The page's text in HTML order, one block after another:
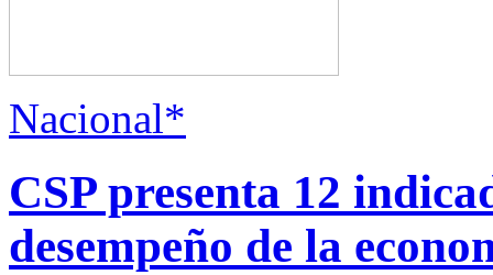
Nacional*
CSP presenta 12
desempeño de la